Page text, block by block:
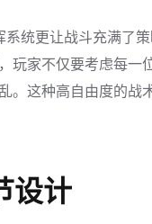
系统更让战斗充满了
玩家不仅要考虑每
。这种高自由度的
设计